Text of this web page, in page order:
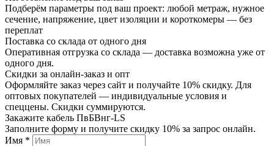
Подберём параметры под ваш проект: любой метраж, нужное
сечение, напряжение, цвет изоляции и короткомеры — без
переплат
Поставка со склада от одного дня
Оперативная отгрузка со склада — доставка возможна уже от
одного дня.
Скидки за онлайн-заказ и опт
Оформляйте заказ через сайт и получайте 10% скидку. Для
оптовых покупателей — индивидуальные условия и
спеццены. Скидки суммируются.
Закажите кабель ПвБВнг-LS
Заполните форму и получите скидку 10% за запрос онлайн.
Имя *